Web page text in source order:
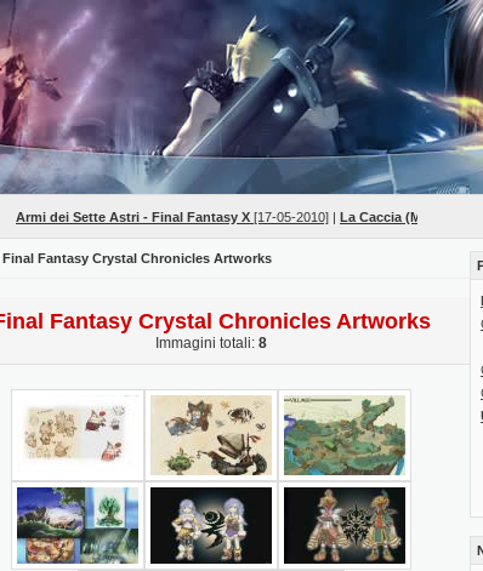
Armi dei Sette Astri - Final Fantasy X[17-05-2010]|La Caccia (Mob Hunts) -
Final Fantasy Crystal Chronicles Artworks
Fantasy Crystal Chronicles Artworks
Immagini totali: 8